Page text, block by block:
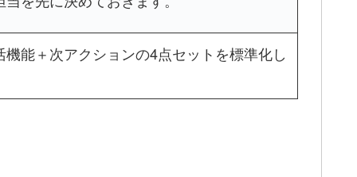
能＋次アクションの4点セットを標準化し